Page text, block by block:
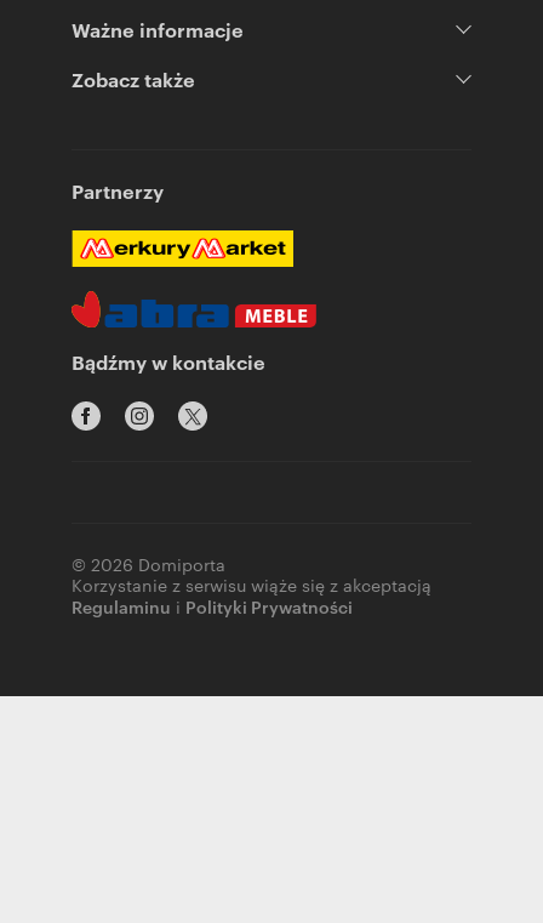
Ważne informacje
Zobacz także
Partnerzy
Bądźmy w kontakcie
© 2026 Domiporta
Korzystanie z serwisu wiąże się z akceptacją
Regulaminu i Polityki Prywatności